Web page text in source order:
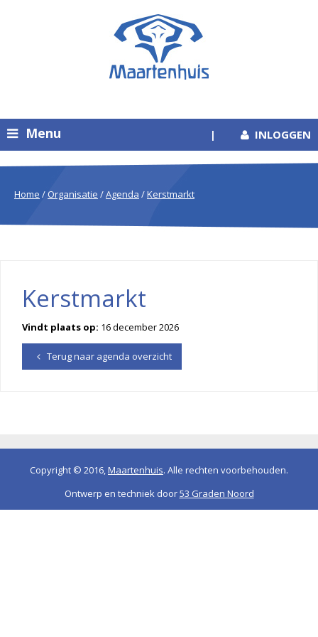
Menu | INLOGGEN
Home /Organisatie /Agenda /Kerstmarkt
Kerstmarkt
Vindt plaats op: 16 december 2026
Terug naar agenda overzicht
Copyright © 2016, Maartenhuis. Alle rechten voorbehouden.
Ontwerp en techniek door53 Graden Noord